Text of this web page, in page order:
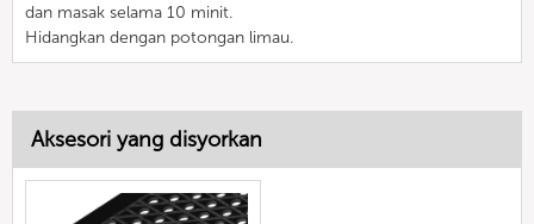
dan masak selama 10 minit.
Hidangkan dengan potongan limau.
Aksesori yang disyorkan